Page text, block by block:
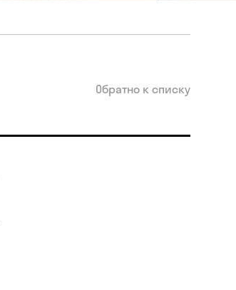
Обратно к списку